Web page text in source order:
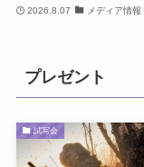
2026.8.07 メディア情報
プレゼント
試写会